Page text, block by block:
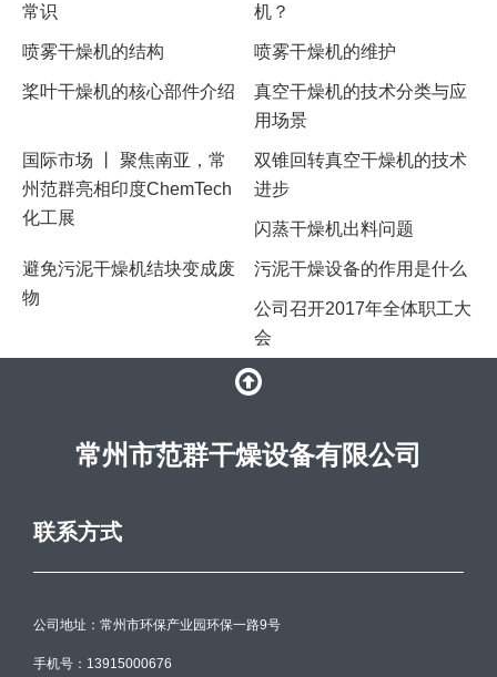
常识
机？
喷雾干燥机的结构 喷雾干燥机的维护
桨叶干燥机的核心部件介绍
真空干燥机的技术分类与应
用场景
国际市场 ⼁ 聚焦南亚，常
州范群亮相印度ChemTech
化工展
双锥回转真空干燥机的技术
进步
闪蒸干燥机出料问题
避免污泥干燥机结块变成废
物
污泥干燥设备的作用是什么
公司召开2017年全体职工大
会
常州市范群干燥设备有限公司
联系方式
公司地址：常州市环保产业园环保一路9号
手机号：13915000676